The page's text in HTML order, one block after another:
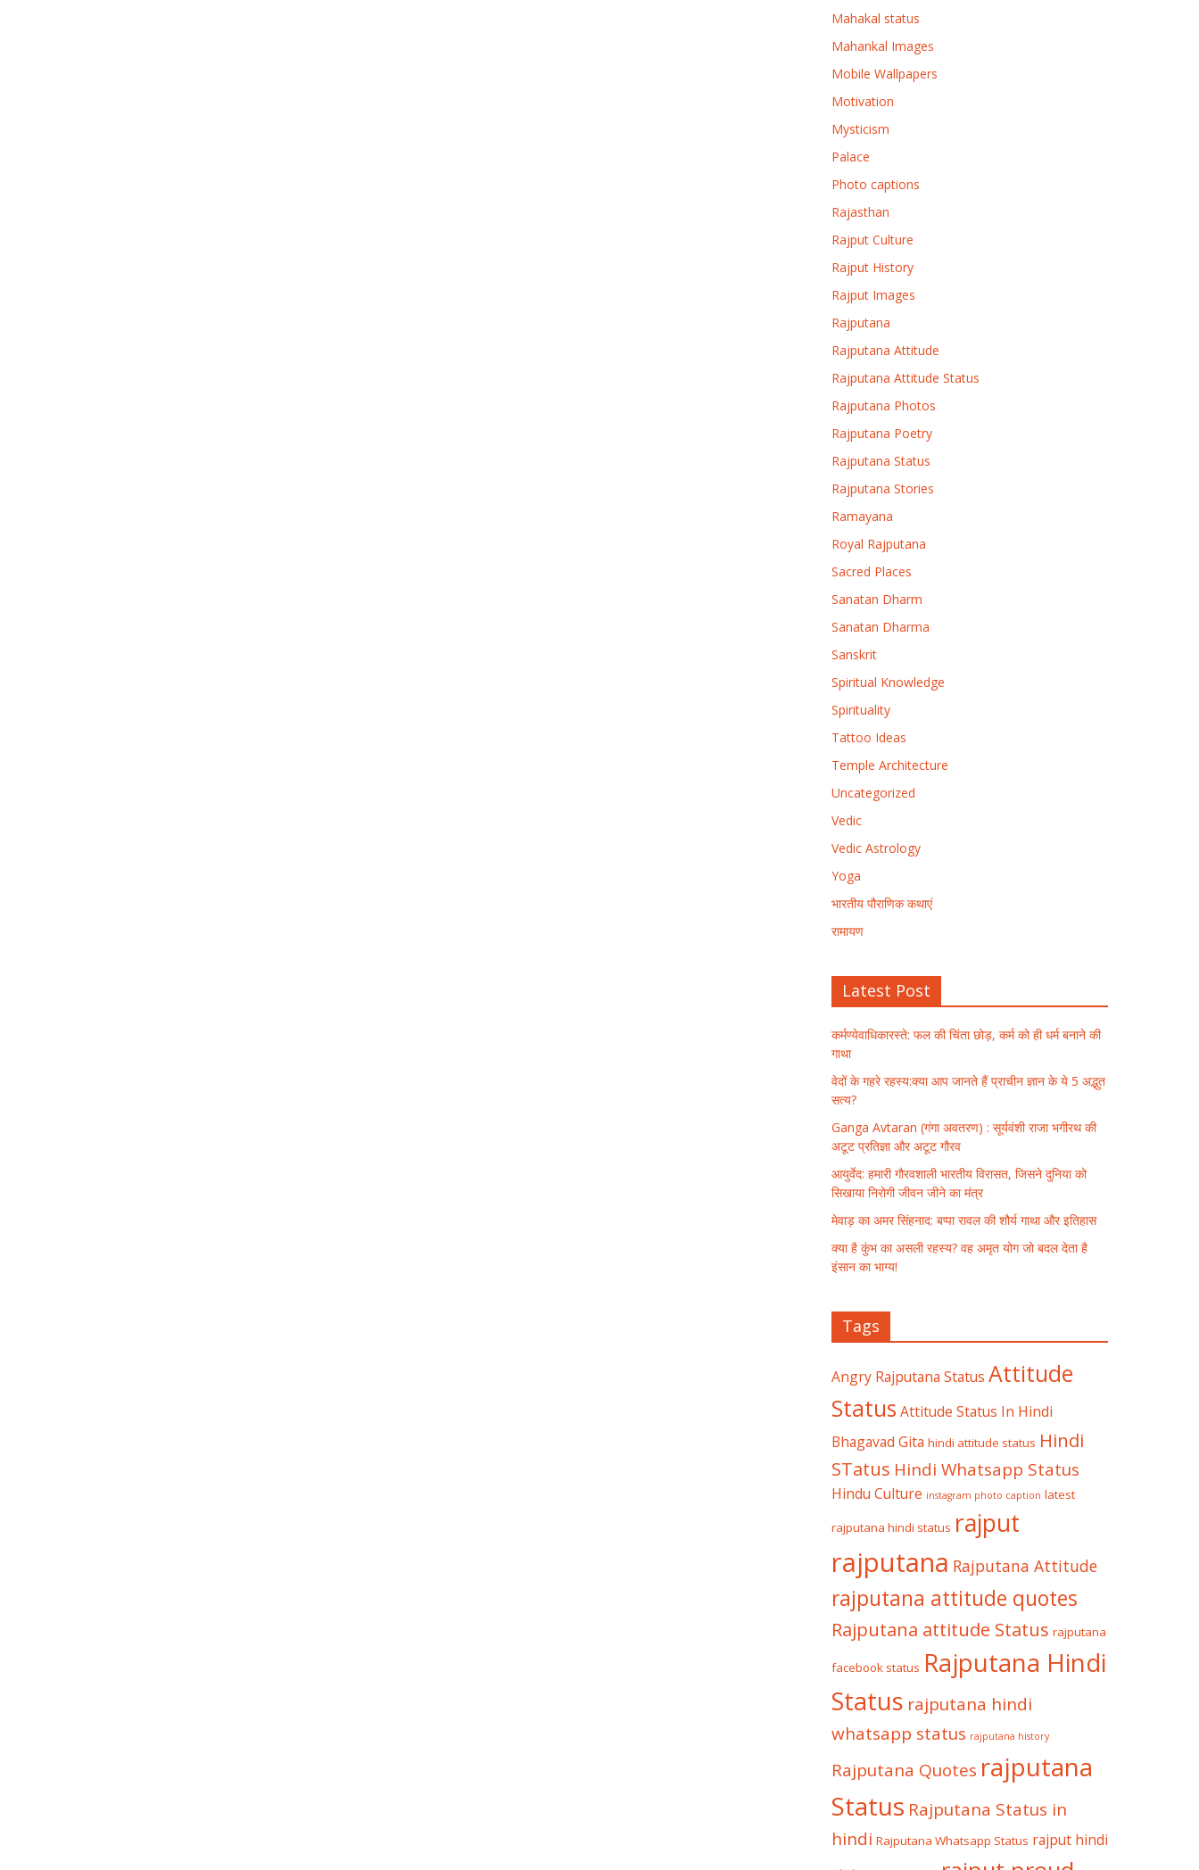
Mahakal status
Mahankal Images
Mobile Wallpapers
Motivation
Mysticism
Palace
Photo captions
Rajasthan
Rajput Culture
Rajput History
Rajput Images
Rajputana
Rajputana Attitude
Rajputana Attitude Status
Rajputana Photos
Rajputana Poetry
Rajputana Status
Rajputana Stories
Ramayana
Royal Rajputana
Sacred Places
Sanatan Dharm
Sanatan Dharma
Sanskrit
Spiritual Knowledge
Spirituality
Tattoo Ideas
Temple Architecture
Uncategorized
Vedic
Vedic Astrology
Yoga
भारतीय पौराणिक कथाएं
रामायण
Latest Post
कर्मण्येवाधिकारस्ते: फल की चिंता छोड़, कर्म को ही धर्म बनाने की
गाथा
वेदों के गहरे रहस्य:क्या आप जानते हैं प्राचीन ज्ञान के ये 5 अद्भुत
सत्य?
Ganga Avtaran (गंगा अवतरण) : सूर्यवंशी राजा भगीरथ की
अटूट प्रतिज्ञा और अटूट गौरव
आयुर्वेद: हमारी गौरवशाली भारतीय विरासत, जिसने दुनिया को
सिखाया निरोगी जीवन जीने का मंत्र
मेवाड़ का अमर सिंहनाद: बप्पा रावल की शौर्य गाथा और इतिहास
क्या है कुंभ का असली रहस्य? वह अमृत योग जो बदल देता है
इंसान का भाग्य!
Tags
Angry Rajputana Status Attitude
Status Attitude Status In Hindi
Bhagavad Gita hindi attitude status Hindi
STatus Hindi Whatsapp Status
Hindu Culture instagram photo caption latest
rajputana hindi status rajput
rajputana Rajputana Attitude
rajputana attitude quotes
Rajputana attitude Status rajputana
facebook status Rajputana Hindi
Status rajputana hindi
whatsapp status rajputana history
Rajputana Quotes rajputana
Status Rajputana Status in
hindi Rajputana Whatsapp Status rajput hindi